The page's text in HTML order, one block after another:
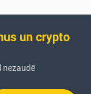
un crypto
nezaudē